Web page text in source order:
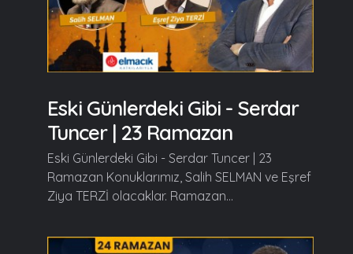
Eski Günlerdeki Gibi - Serdar
Tuncer | 23 Ramazan
Eski Günlerdeki Gibi - Serdar Tuncer | 23
Ramazan Konuklarımız, Salih SELMAN ve Eşref
Ziya TERZİ olacaklar. Ramazan...